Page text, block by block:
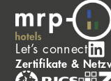
Let’s connect
Zertifikate &